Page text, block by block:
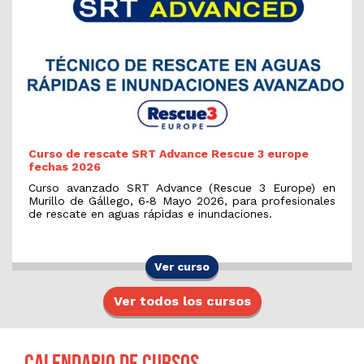
Curso de rescate SRT Advance Rescue 3 europe
fechas 2026
Curso avanzado SRT Advance (Rescue 3 Europe) en
Murillo de Gállego, 6‑8 Mayo 2026, para profesionales
de rescate en aguas rápidas e inundaciones.
Ver curso
Ver todos los cursos